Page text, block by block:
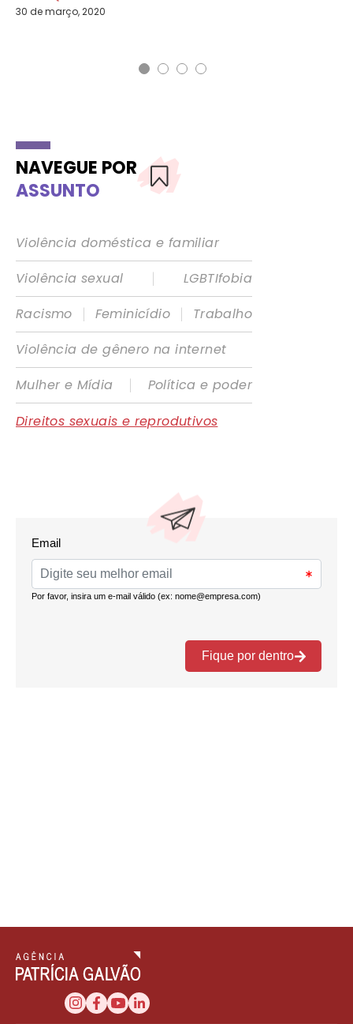
30 de março, 2020
NAVEGUE POR
ASSUNTO
Violência doméstica e familiar
Violência sexual
|
LGBTIfobia
Racismo
| Feminicídio |
Trabalho
Violência de gênero na internet
Mulher e Mídia
|
Política e poder
Direitos sexuais e reprodutivos